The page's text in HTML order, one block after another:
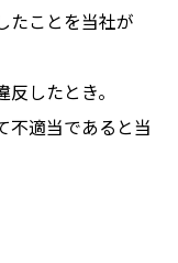
たことを当社が
したとき。
不適当であると当